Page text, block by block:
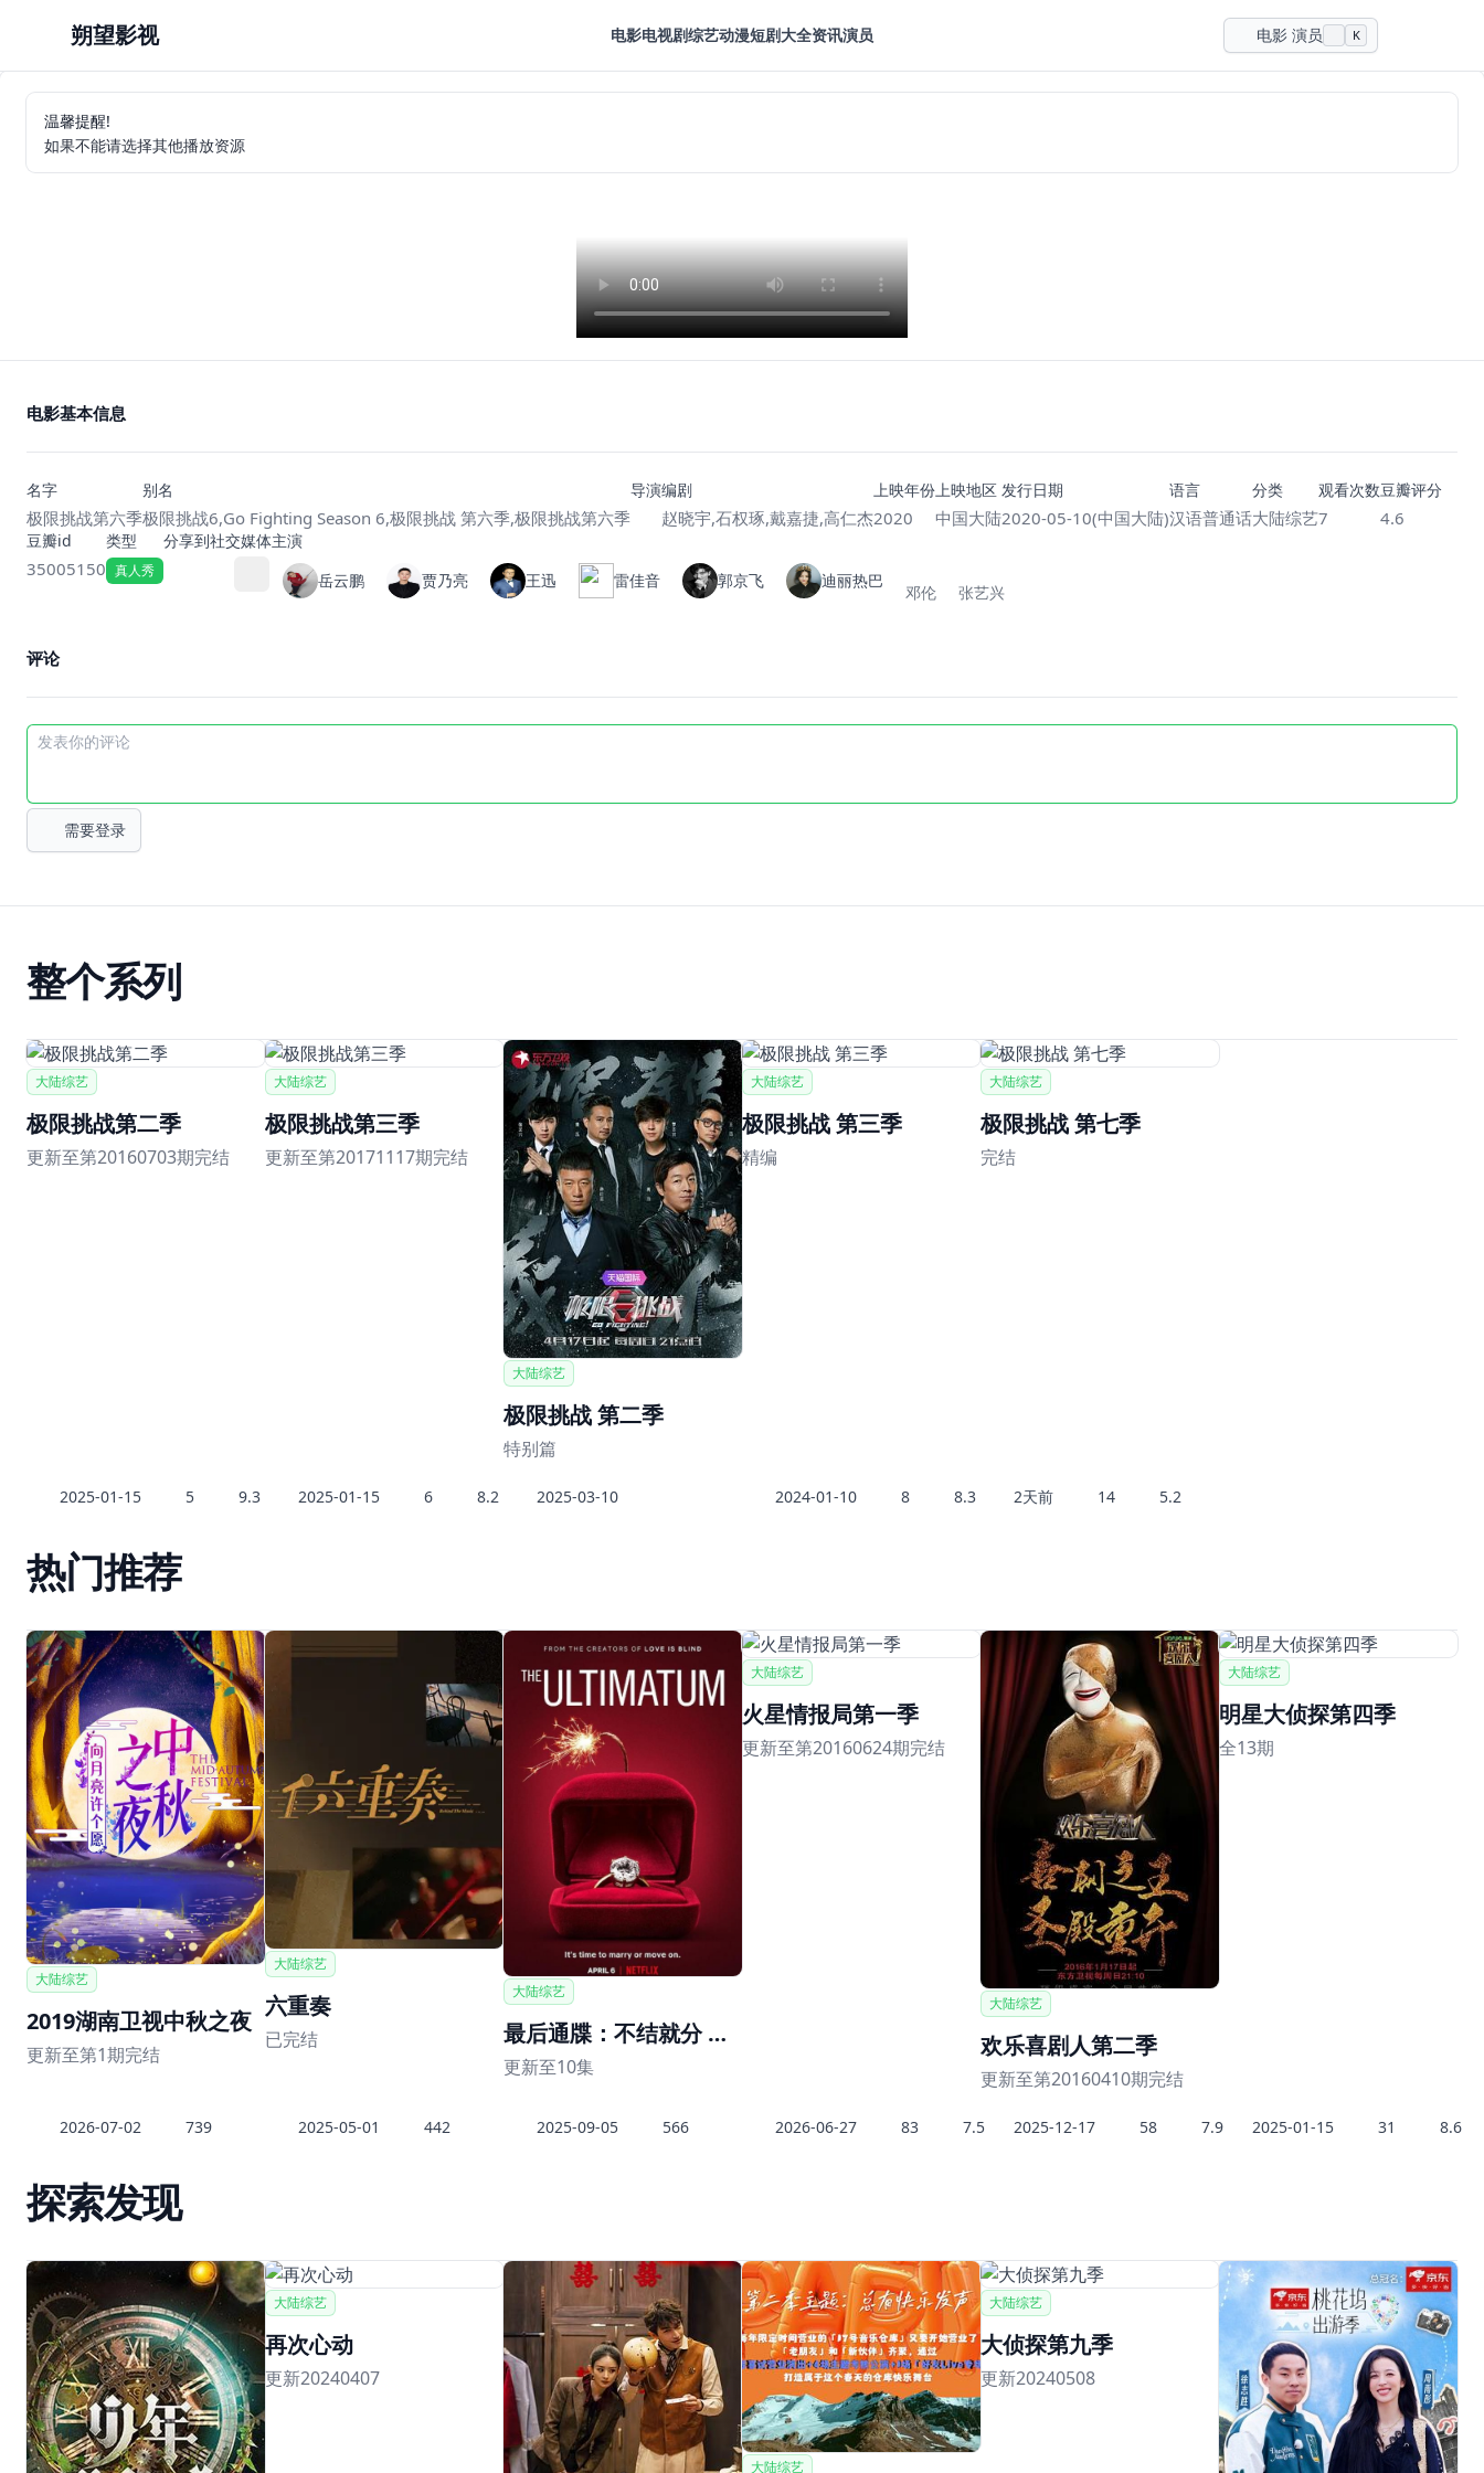
朔望影视 电影电视剧综艺动漫短剧大全资讯演员 电影 演员 K
温馨提醒!
如果不能请选择其他播放资源
电影基本信息
名字
极限挑战第六季
别名
极限挑战6,Go Fighting Season 6,极限挑战 第六季,极限挑战第六季
导演编剧
赵晓宇,石权琢,戴嘉捷,高仁杰
上映年份
2020
上映地区
中国大陆
发行日期
2020-05-10(中国大陆)
语言
汉语普通话
分类
大陆综艺
观看次数
7
豆瓣评分
4.6
豆瓣id
35005150
类型
真人秀
分享到社交媒体主演
岳云鹏
贾乃亮 王迅 雷佳音 郭京飞 迪丽热巴
邓伦 张艺兴
评论
需要登录
整个系列
大陆综艺
极限挑战第二季
更新至第20160703期完结
2025-01-15 5 9.3
大陆综艺
极限挑战第三季
更新至第20171117期完结
2025-01-15 6 8.2
大陆综艺
极限挑战 第二季
特别篇
2025-03-10
大陆综艺
极限挑战 第三季
精编
2024-01-10 8 8.3
大陆综艺
极限挑战 第七季
完结
2天前 14 5.2
热门推荐
大陆综艺
2019湖南卫视中秋之夜
更新至第1期完结
2026-07-02 739
大陆综艺
六重奏
已完结
2025-05-01 442
大陆综艺
最后通牒：不结就分 第三季
更新至10集
2025-09-05 566
大陆综艺
火星情报局第一季
更新至第20160624期完结
2026-06-27 83 7.5
大陆综艺
欢乐喜剧人第二季
更新至第20160410期完结
2025-12-17 58 7.9
大陆综艺
明星大侦探第四季
全13期
2025-01-15 31 8.6
探索发现
大陆综艺
再次心动
更新20240407
大陆综艺
大陆综艺
大侦探第九季
更新20240508